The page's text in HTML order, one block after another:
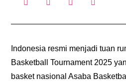
Indonesia resmi menjadi tuan
Basketball Tournament 2025
basket nasional Asaba